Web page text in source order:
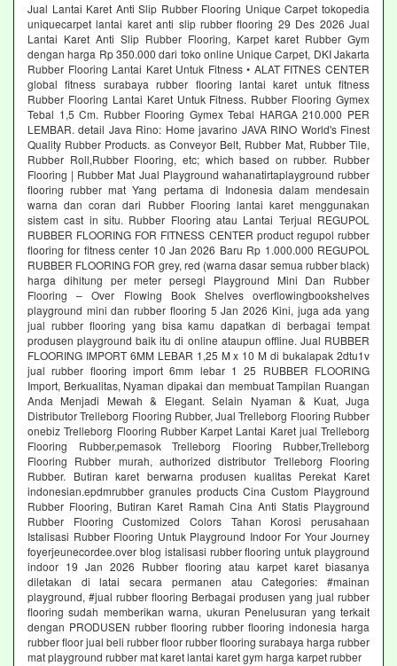
Jual Lantai Karet Anti Slip Rubber Flooring Unique Carpet tokopedia
uniquecarpet lantai karet anti slip rubber flooring 29 Des 2026 Jual
Lantai Karet Anti Slip Rubber Flooring, Karpet karet Rubber Gym
dengan harga Rp 350.000 dari toko online Unique Carpet, DKI Jakarta
Rubber Flooring Lantai Karet Untuk Fitness • ALAT FITNES CENTER
global fitness surabaya rubber flooring lantai karet untuk fitness
Rubber Flooring Lantai Karet Untuk Fitness. Rubber Flooring Gymex
Tebal 1,5 Cm. Rubber Flooring Gymex Tebal HARGA 210.000 PER
LEMBAR. detail Java Rino: Home javarino JAVA RINO World's Finest
Quality Rubber Products. as Conveyor Belt, Rubber Mat, Rubber Tile,
Rubber Roll,Rubber Flooring, etc; which based on rubber. Rubber
Flooring | Rubber Mat Jual Playground wahanatirtaplayground rubber
flooring rubber mat Yang pertama di Indonesia dalam mendesain
warna dan coran dari Rubber Flooring lantai karet menggunakan
sistem cast in situ. Rubber Flooring atau Lantai Terjual REGUPOL
RUBBER FLOORING FOR FITNESS CENTER product regupol rubber
flooring for fitness center 10 Jan 2026 Baru Rp 1.000.000 REGUPOL
RUBBER FLOORING FOR grey, red (warna dasar semua rubber black)
harga dihitung per meter persegi Playground Mini Dan Rubber
Flooring – Over Flowing Book Shelves overflowingbookshelves
playground mini dan rubber flooring 5 Jan 2026 Kini, juga ada yang
jual rubber flooring yang bisa kamu dapatkan di berbagai tempat
produsen playground baik itu di online ataupun offline. Jual RUBBER
FLOORING IMPORT 6MM LEBAR 1,25 M x 10 M di bukalapak 2dtu1v
jual rubber flooring import 6mm lebar 1 25 RUBBER FLOORING
Import, Berkualitas, Nyaman dipakai dan membuat Tampilan Ruangan
Anda Menjadi Mewah & Elegant. Selain Nyaman & Kuat, Juga
Distributor Trelleborg Flooring Rubber, Jual Trelleborg Flooring Rubber
onebiz Trelleborg Flooring Rubber Karpet Lantai Karet jual Trelleborg
Flooring Rubber,pemasok Trelleborg Flooring Rubber,Trelleborg
Flooring Rubber murah, authorized distributor Trelleborg Flooring
Rubber. Butiran karet berwarna produsen kualitas Perekat Karet
indonesian.epdmrubber granules products Cina Custom Playground
Rubber Flooring, Butiran Karet Ramah Cina Anti Statis Playground
Rubber Flooring Customized Colors Tahan Korosi perusahaan
Istalisasi Rubber Flooring Untuk Playground Indoor For Your Journey
foyerjeunecordee.over blog istalisasi rubber flooring untuk playground
indoor 19 Jan 2026 Rubber flooring atau karpet karet biasanya
diletakan di latai secara permanen atau Categories: #mainan
playground, #jual rubber flooring Berbagai produsen yang jual rubber
flooring sudah memberikan warna, ukuran Penelusuran yang terkait
dengan PRODUSEN rubber flooring rubber flooring indonesia harga
rubber floor jual beli rubber floor rubber flooring surabaya harga rubber
mat playground rubber mat karet lantai karet gym harga karpet rubber